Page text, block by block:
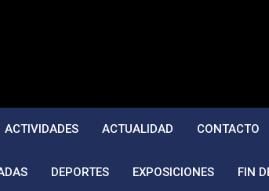
ACTIVIDADES ACTUALIDAD CONTACTO
DEPORTES EXPOSICIONES FIN